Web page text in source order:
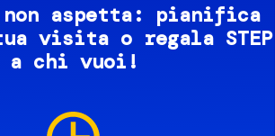
aspetta: pianifica
visita o regala STEP
a chi vuoi!